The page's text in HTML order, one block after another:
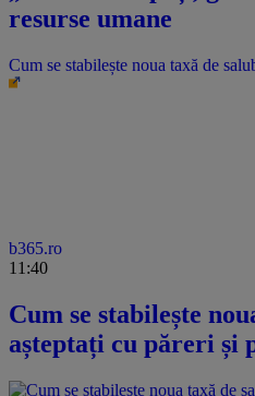
resurse umane
Cum se stabilește noua taxă de
b365.ro
11:40
Cum se stabilește
așteptați cu păreri și